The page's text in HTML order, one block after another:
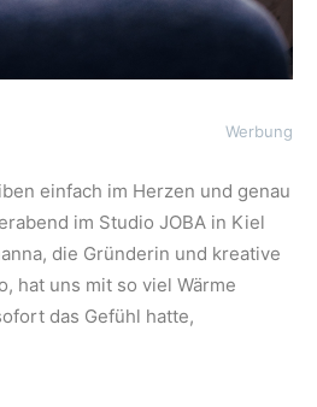
Werbung
einfach im Herzen und genau
im Studio JOBA in Kiel
die Gründerin und kreative
hat uns mit so viel Wärme
das Gefühl hatte,